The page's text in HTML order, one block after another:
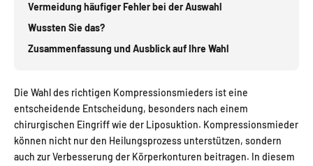
Vermeidung häufiger Fehler bei der Auswahl
Wussten Sie das?
Zusammenfassung und Ausblick auf Ihre Wahl
Die Wahl des richtigen Kompressionsmieders ist eine
entscheidende Entscheidung, besonders nach einem
chirurgischen Eingriff wie der Liposuktion. Kompressionsmieder
können nicht nur den Heilungsprozess unterstützen, sondern
auch zur Verbesserung der Körperkonturen beitragen. In diesem